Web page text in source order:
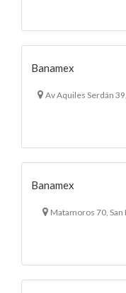
Banamex
Av Aquiles Serdán
Banamex
Matamoros 70,